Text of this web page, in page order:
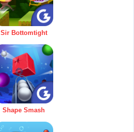
Sir Bottomtight
Shape Smash